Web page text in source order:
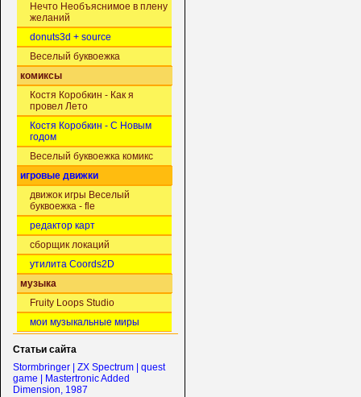
Нечто Необъяснимое в плену
желаний
donuts3d + source
Веселый буквоежка
комиксы
Костя Коробкин - Как я
провел Лето
Костя Коробкин - С Новым
годом
Веселый буквоежка комикс
игровые движки
движок игры Веселый
буквоежка - fle
редактор карт
сборщик локаций
утилита Coords2D
музыка
Fruity Loops Studio
мои музыкальные миры
Статьи сайта
Stormbringer | ZX Spectrum | quest
game | Mastertronic Added
Dimension, 1987